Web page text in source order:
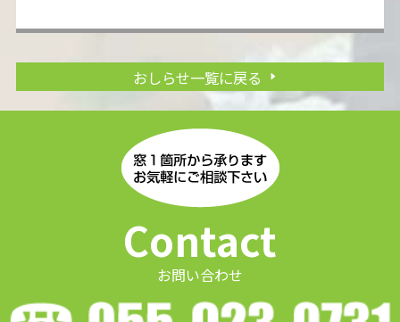
おしらせ一覧に戻る
Contact
お問い合わせ